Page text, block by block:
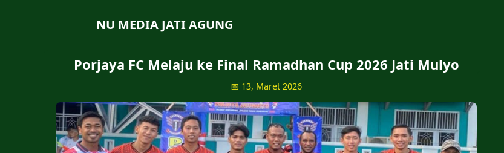
NU MEDIA JATI AGUNG
Porjaya FC Melaju ke Final Ramadhan Cup 2026 Jati Mulyo
📅 13, Maret 2026